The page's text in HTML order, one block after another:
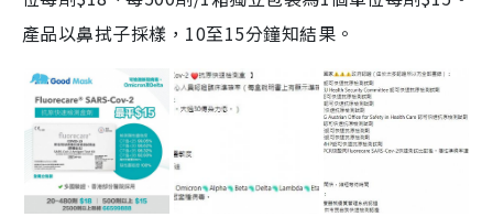
產品以鼻拭子採樣，10至15分鐘知結果。